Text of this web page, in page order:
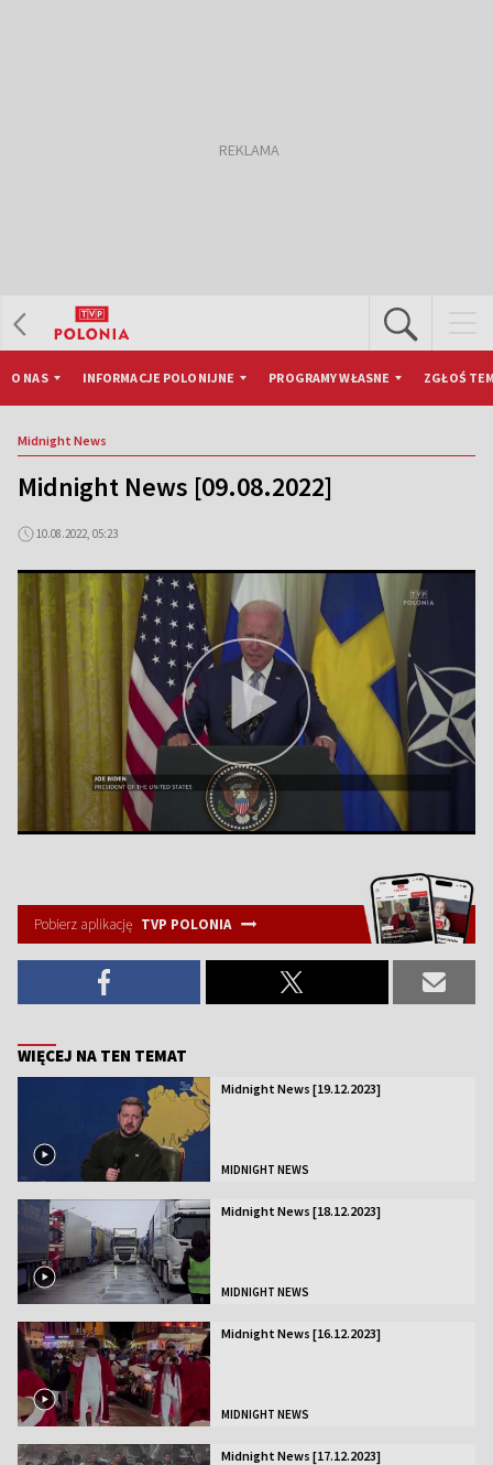
O NAS INFORMACJE POLONIJNE PROGRAMY WŁASNE ZGŁOŚ
Midnight News
Midnight News [09.08.2022]
10.08.2022, 05:23
Pobierz aplikację TVP POLONIA
WIĘCEJ NA TEN TEMAT
Midnight News [19.12.2023]
MIDNIGHT NEWS
Midnight News [18.12.2023]
MIDNIGHT NEWS
Midnight News [16.12.2023]
MIDNIGHT NEWS
Midnight News [17.12.2023]